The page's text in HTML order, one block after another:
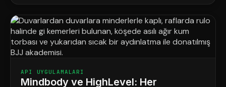
API UYGULAMALARI
Mindbody ve HighLevel: Her